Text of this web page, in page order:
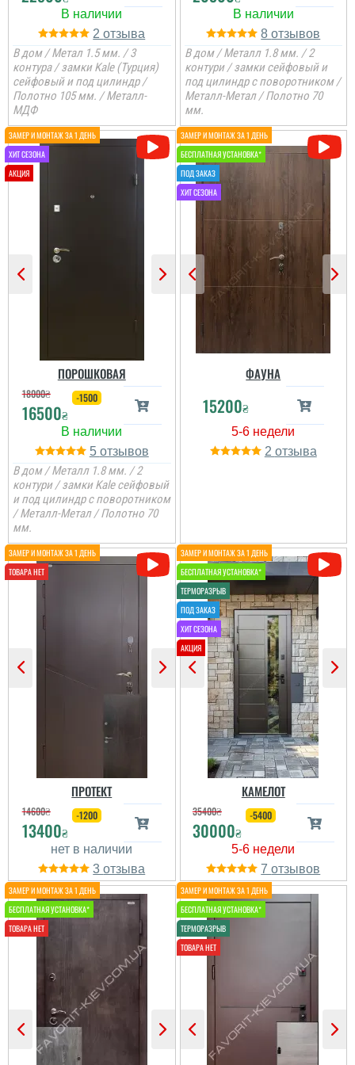
Двери норм. Заказ -
установка 5 дней. При
ошиблись, но приехали
и всё исправили. Так что
читати всі відгуки
так олір під наш дах
дуже дивиться Дякуємо
читати всі відгуки
сервіс клас....
читати всі відгуки
2
В дом / Метал 1.5 мм. / 3
контура / замки Kale (Турция)
сейфовый и под цилиндр /
Полотно 105 мм. / Металл-
МДФ
8
В дом / Металл 1.8 мм. / 2
контури / замки сейфовый и
под цилиндр с поворотником /
Металл-Метал / Полотно 70
мм.
ПОРОШКОВАЯ
18000₴
16500₴
-1500
5
В дом / Металл 1.8 мм. / 2
контури / замки Kale сейфовый
и под цилиндр с поворотником
/ Металл-Метал / Полотно 70
мм.
ФАУНА
15200₴
2
ПРОТЕКТ
14600₴
13400₴
-1200
3
КАМЕЛОТ
35400₴
30000₴
-5400
7